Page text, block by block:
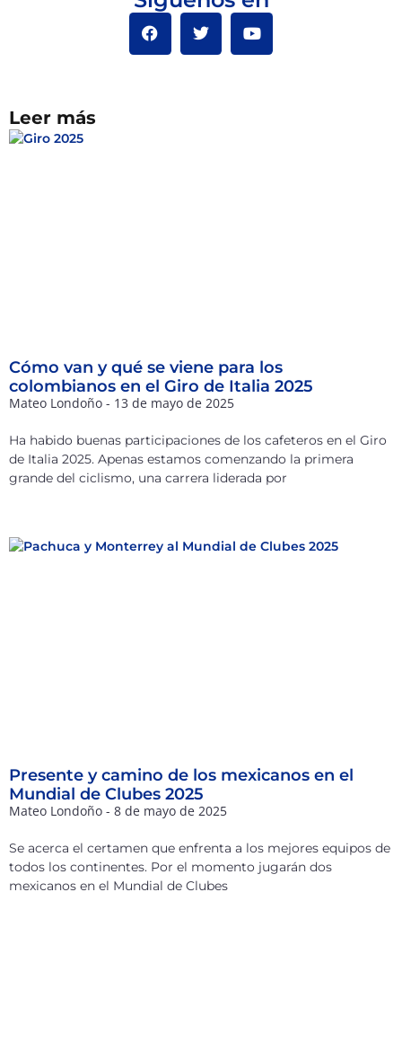
Leer más
Cómo van y qué se viene para los
colombianos en el Giro de Italia 2025
Mateo Londoño 13 de mayo de 2025
Ha habido buenas participaciones de los cafeteros en el Giro
de Italia 2025. Apenas estamos comenzando la primera
grande del ciclismo, una carrera liderada por
Presente y camino de los mexicanos en el
Mundial de Clubes 2025
Mateo Londoño 8 de mayo de 2025
Se acerca el certamen que enfrenta a los mejores equipos de
todos los continentes. Por el momento jugarán dos
mexicanos en el Mundial de Clubes